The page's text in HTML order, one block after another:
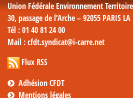
Union Fédérale Environnement
30, passage de l’Arche – 92055 PARIS LA
Tél : 01 40 81 24 00
Mail : cfdt.syndicat@i-carre.net
Flux RSS
Adhésion CFDT
Mentions légales